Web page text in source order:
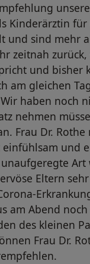
Kinderärztin
und sind mehr
zeitnah
und bisher
am gleichen
haben noch
nehmen
Frau Dr. Rothe
und
Art
Eltern
am Abend
des kleinen
Frau Dr.